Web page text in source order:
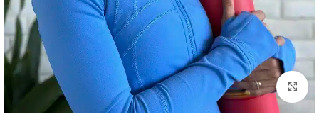
بزرگنمایی تصویر